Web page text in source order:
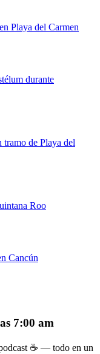
Playa del Carmen
durante
tramo de Playa del
Roo
Cancún
7:00 am
☕ — todo en un